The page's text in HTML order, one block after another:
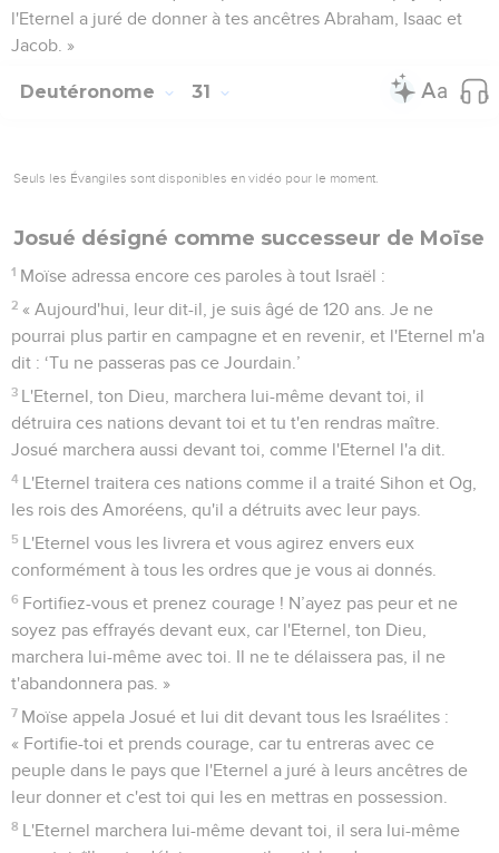
l'Eternel a juré de donner à tes ancêtres Abraham, Isaac et
Jacob. »
Deutéronome 31
Seuls les Évangiles sont disponibles en vidéo pour le moment.
Josué désigné comme successeur de Moïse
1 Moïse adressa encore ces paroles à tout Israël :
2 « Aujourd'hui, leur dit-il, je suis âgé de 120 ans. Je ne
pourrai plus partir en campagne et en revenir, et l'Eternel m'a
dit : ‘Tu ne passeras pas ce Jourdain.’
3 L'Eternel, ton Dieu, marchera lui-même devant toi, il
détruira ces nations devant toi et tu t'en rendras maître.
Josué marchera aussi devant toi, comme l'Eternel l'a dit.
4 L'Eternel traitera ces nations comme il a traité Sihon et Og,
les rois des Amoréens, qu'il a détruits avec leur pays.
5 L'Eternel vous les livrera et vous agirez envers eux
conformément à tous les ordres que je vous ai donnés.
6 Fortifiez-vous et prenez courage ! N’ayez pas peur et ne
soyez pas effrayés devant eux, car l'Eternel, ton Dieu,
marchera lui-même avec toi. Il ne te délaissera pas, il ne
t'abandonnera pas. »
7 Moïse appela Josué et lui dit devant tous les Israélites :
« Fortifie-toi et prends courage, car tu entreras avec ce
peuple dans le pays que l'Eternel a juré à leurs ancêtres de
leur donner et c'est toi qui les en mettras en possession.
8 L'Eternel marchera lui-même devant toi, il sera lui-même